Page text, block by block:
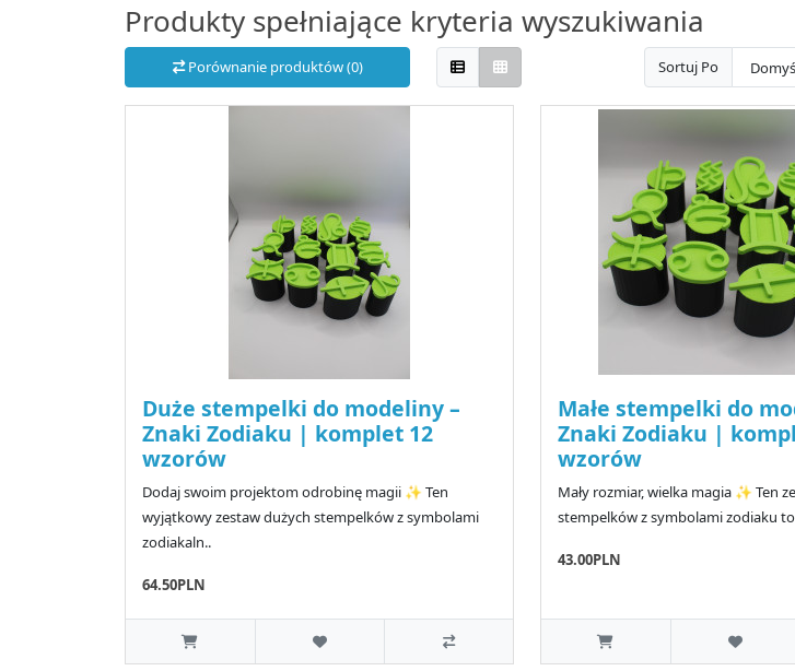
Produkty spełniające kryteria wyszukiwania
Porównanie produktów (0) Sortuj Po
Duże stempelki do modeliny –
Znaki Zodiaku | komplet 12
wzorów
Dodaj swoim projektom odrobinę magii ✨ Ten
wyjątkowy zestaw dużych stempelków z symbolami
zodiakaln..
64.50PLN
Małe stempelki do
Znaki Zodiaku |
wzorów
Mały rozmiar, wielka magia ✨ Ten
stempelków z symbolami zodiaku
43.00PLN